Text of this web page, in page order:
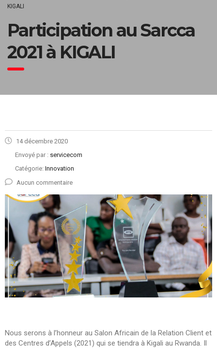
KIGALI
Participation au Sarcca
2021 à KIGALI
14 décembre 2020
Envoyé par : servicecom
Catégorie: Innovation
Aucun commentaire
Nous serons à l’honneur au Salon Africain de la Relation Client et
des Centres d’Appels (2021) qui se tiendra à Kigali au Rwanda. Il